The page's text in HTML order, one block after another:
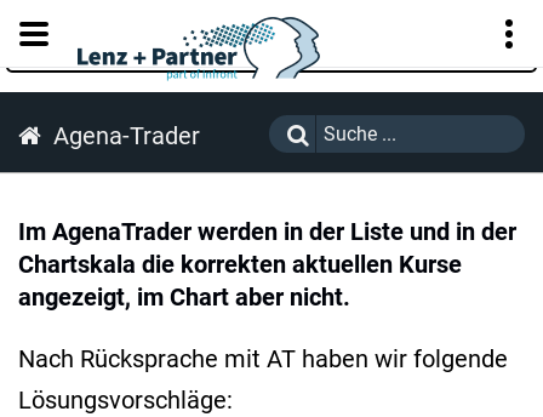
KUNDENPORTAL
Agena-Trader
Im AgenaTrader werden in der Liste und in der
Chartskala die korrekten aktuellen Kurse
angezeigt, im Chart aber nicht.
Nach Rücksprache mit AT haben wir folgende
Lösungsvorschläge: